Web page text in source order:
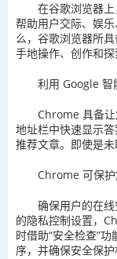
在谷歌浏览器
帮助用户交际、娱
么，谷歌浏览器所
手地操作、创作和探
利用 Google 智
Chrome 具备
地址栏中快速显示
推荐文章。即使是未
Chrome 可保
确保用户的在
的隐私控制设置，
时借助“安全检查”
序，并确保安全保护